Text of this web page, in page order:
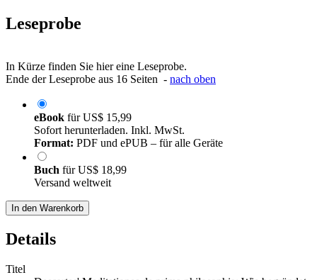
Leseprobe
In Kürze finden Sie hier eine Leseprobe.
Ende der Leseprobe aus 16 Seiten - nach oben
eBook fürUS$ 15,99
Sofort herunterladen. Inkl. MwSt.
Format: PDF und ePUB – für alle Geräte
Buch fürUS$ 18,99
Versand weltweit
In den Warenkorb
Details
Titel